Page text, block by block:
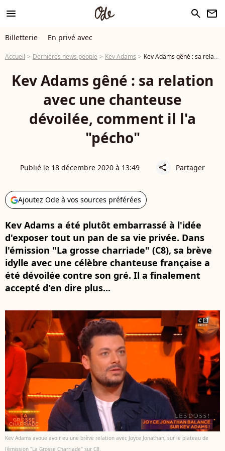
menu search newsletter
Billetterie En privé avec
Accueil Dernières news people Kev Adams Kev Adams gêné : sa relation avec une chanteuse dévoilée, comment il l'a "pécho"
Kev Adams gêné : sa relation
avec une chanteuse
dévoilée, comment il l'a
"pécho"
Publié le 18 décembre 2020 à 13:49 share Partager
Ajoutez Ode à vos sources préférées
Kev Adams a été plutôt embarrassé à l'idée
d'exposer tout un pan de sa vie privée. Dans
l'émission "La grosse charriade" (C8), sa brève
idylle avec une célèbre chanteuse française a
été dévoilée contre son gré. Il a finalement
accepté d'en dire plus...
Kev Adams avoue avoir eu une brève relation avec Joyce Jonathan, sur le plateau de
l'émission "La Grosse Charriade" sur C8.